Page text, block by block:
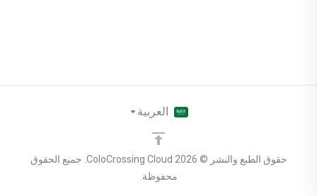
حقوق الطبع والنشر © 2026 ColoCrossing Cloud. جميع الحقوق
محفوظة.
العربية